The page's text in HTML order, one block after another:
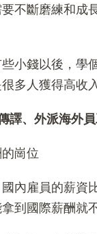
不斷磨練和成
小錢以後，學
多人獲得高收
譯、外派海外
崗位
內雇員的薪資
到國際薪酬就